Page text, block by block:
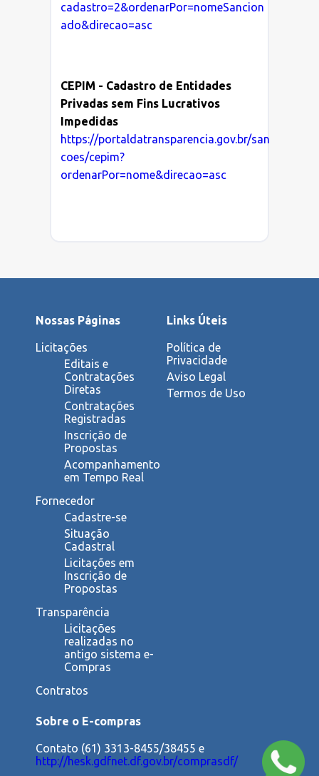
cadastro=2&ordenarPor=nomeSancion
ado&direcao=asc
CEPIM - Cadastro de Entidades
Privadas sem Fins Lucrativos
Impedidas
https://portaldatransparencia.gov.br/san
coes/cepim?
ordenarPor=nome&direcao=asc
Nossas Páginas
Licitações
Editais e
Contratações
Diretas
Contratações
Registradas
Inscrição de
Propostas
Acompanhamento
em Tempo Real
Fornecedor
Cadastre-se
Situação
Cadastral
Licitações em
Inscrição de
Propostas
Transparência
Licitações
realizadas no
antigo sistema e-
Compras
Contratos
Links Úteis
Política de
Privacidade
Aviso Legal
Termos de Uso
Sobre o E-compras
Contato (61) 3313-8455/38455 e
http://hesk.gdfnet.df.gov.br/comprasdf/